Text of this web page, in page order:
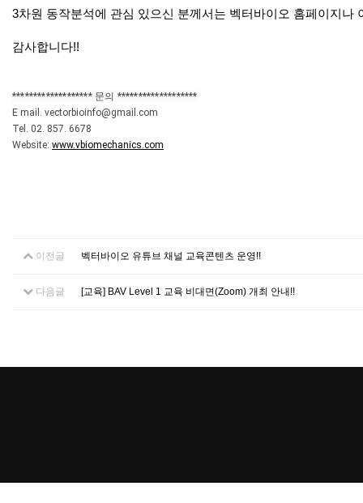
3차원 동작분석에 관심 있으신 분께서는 벡터바이오 홈페이지나
감사합니다!!
******************* 문의 *******************
E mail. vectorbioinfo@gmail.com
Tel. 02. 857. 6678
Website: www.vbiomechanics.com
이전글 벡터바이오 유튜브 채널 교육콘텐츠 운영!!
다음글 [교육] BAV Level 1 교육 비대면(Zoom) 개최 안내!!